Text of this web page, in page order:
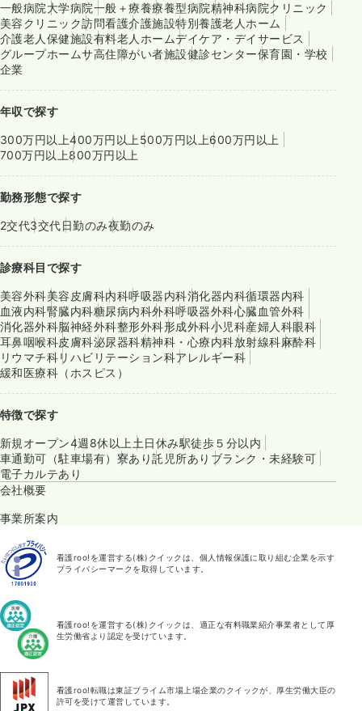
一般病院大学病院一般＋療養療養型病院精神科病院クリニック
美容クリニック訪問看護介護施設特別養護老人ホーム
介護老人保健施設有料老人ホームデイケア・デイサービス
グループホームサ高住障がい者施設健診センター保育園・学校
企業
年収で探す
300万円以上400万円以上 500万円以上600万円以上
700万円以上800万円以上
勤務形態で探す
2交代3交代日勤のみ夜勤のみ
診療科目で探す
美容外科美容皮膚科内科呼吸器内科消化器内科循環器内科
血液内科腎臓内科糖尿病内科外科呼吸器外科心臓血管外科
消化器外科脳神経外科整形外科形成外科小児科産婦人科眼科
耳鼻咽喉科皮膚科泌尿器科精神科・心療内科放射線科麻酔科
リウマチ科リハビリテーション科アレルギー科
緩和医療科（ホスピス）
特徴で探す
新規オープン4週8休以上 土日休み駅徒歩５分以内
車通勤可（駐車場有） 寮あり託児所あり ブランク・未経験可
電子カルテあり
会社概要
事業所案内
看護roo!を運営する(株)クイックは、個人情報保護に取り組む企業を示す
プライバシーマークを取得しています。
看護roo!を運営する(株)クイックは、適正な有料職業紹介事業者として厚
生労働省より認定を受けています。
看護roo!転職は東証プライム市場上場企業のクイックが、厚生労働大臣の
許可を受けて運営しています。